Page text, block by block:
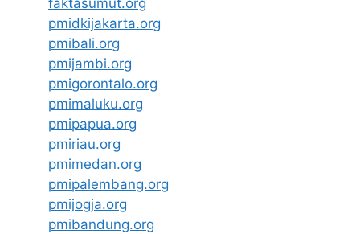
pmidkijakarta.org
pmibali.org
pmijambi.org
pmigorontalo.org
pmimaluku.org
pmipapua.org
pmiriau.org
pmimedan.org
pmipalembang.org
pmijogja.org
pmibandung.org